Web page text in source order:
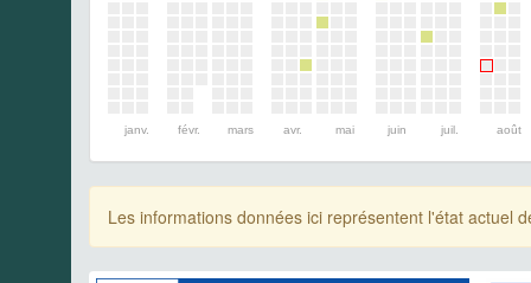
janv. févr. mars avr. mai juin juil. août
Les informations données ici représentent l'état actuel